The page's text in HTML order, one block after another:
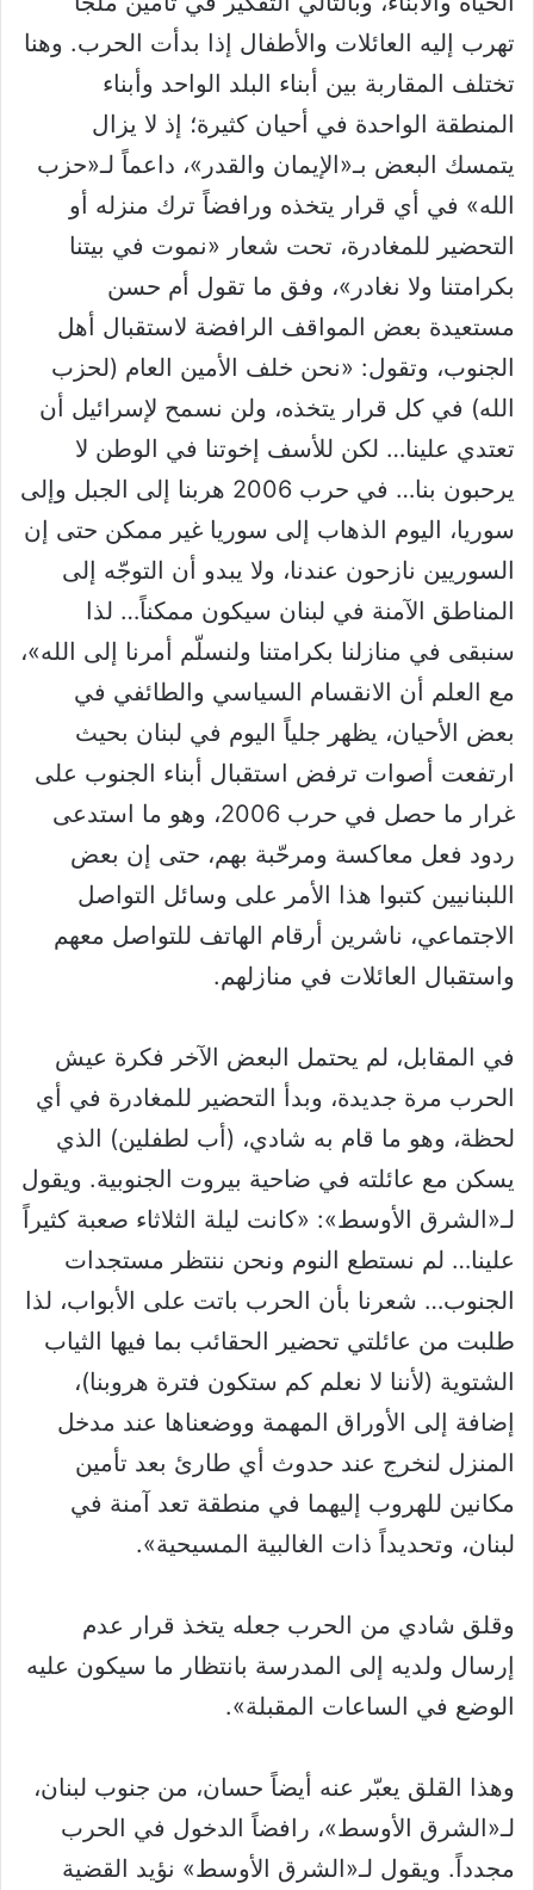
تهرب إليه العائلات والأطفال إذا بدأت الحرب. وهنا
تختلف المقاربة بين أبناء البلد الواحد وأبناء
المنطقة الواحدة في أحيان كثيرة؛ إذ لا يزال
يتمسك البعض بـ«الإيمان والقدر»، داعماً لـ«حزب
الله» في أي قرار يتخذه ورافضاً ترك منزله أو
التحضير للمغادرة، تحت شعار «نموت في بيتنا
بكرامتنا ولا نغادر»، وفق ما تقول أم حسن
مستعيدة بعض المواقف الرافضة لاستقبال أهل
الجنوب، وتقول: «نحن خلف الأمين العام (لحزب
الله) في كل قرار يتخذه، ولن نسمح لإسرائيل أن
تعتدي علينا… لكن للأسف إخوتنا في الوطن لا
يرحبون بنا… في حرب 2006 هربنا إلى الجبل وإلى
سوريا، اليوم الذهاب إلى سوريا غير ممكن حتى إن
السوريين نازحون عندنا، ولا يبدو أن التوجّه إلى
المناطق الآمنة في لبنان سيكون ممكناً… لذا
سنبقى في منازلنا بكرامتنا ولنسلّم أمرنا إلى الله»،
مع العلم أن الانقسام السياسي والطائفي في
بعض الأحيان، يظهر جلياً اليوم في لبنان بحيث
ارتفعت أصوات ترفض استقبال أبناء الجنوب على
غرار ما حصل في حرب 2006، وهو ما استدعى
ردود فعل معاكسة ومرحّبة بهم، حتى إن بعض
اللبنانيين كتبوا هذا الأمر على وسائل التواصل
الاجتماعي، ناشرين أرقام الهاتف للتواصل معهم
واستقبال العائلات في منازلهم.
في المقابل، لم يحتمل البعض الآخر فكرة عيش
الحرب مرة جديدة، وبدأ التحضير للمغادرة في أي
لحظة، وهو ما قام به شادي، (أب لطفلين) الذي
يسكن مع عائلته في ضاحية بيروت الجنوبية. ويقول
لـ«الشرق الأوسط»: «كانت ليلة الثلاثاء صعبة كثيراً
علينا… لم نستطع النوم ونحن ننتظر مستجدات
الجنوب… شعرنا بأن الحرب باتت على الأبواب، لذا
طلبت من عائلتي تحضير الحقائب بما فيها الثياب
الشتوية (لأننا لا نعلم كم ستكون فترة هروبنا)،
إضافة إلى الأوراق المهمة ووضعناها عند مدخل
المنزل لنخرج عند حدوث أي طارئ بعد تأمين
مكانين للهروب إليهما في منطقة تعد آمنة في
لبنان، وتحديداً ذات الغالبية المسيحية».
وقلق شادي من الحرب جعله يتخذ قرار عدم
إرسال ولديه إلى المدرسة بانتظار ما سيكون عليه
الوضع في الساعات المقبلة».
وهذا القلق يعبّر عنه أيضاً حسان، من جنوب لبنان،
لـ«الشرق الأوسط»، رافضاً الدخول في الحرب
مجدداً. ويقول لـ«الشرق الأوسط» نؤيد القضية